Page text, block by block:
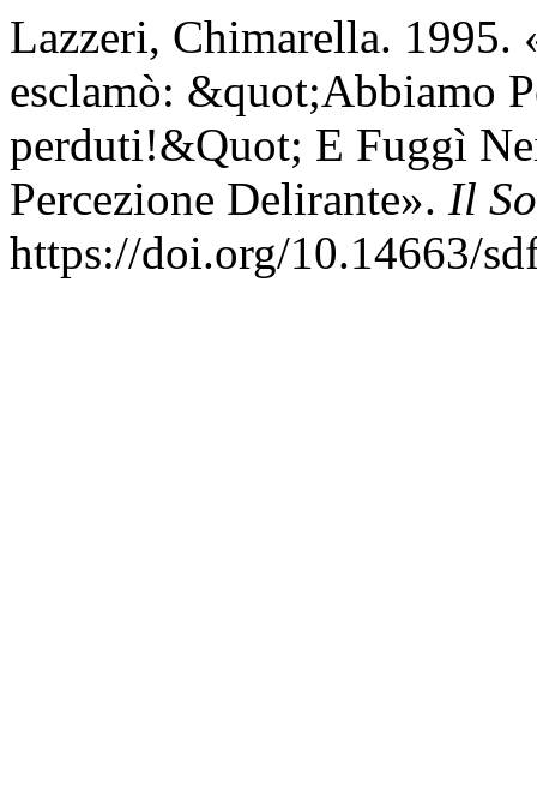
Lazzeri, Chimarella. 1995.
esclamò: &quot;Abbiamo
perduti!&Quot; E Fuggì
Percezione Delirante». Il
https://doi.org/10.14663/